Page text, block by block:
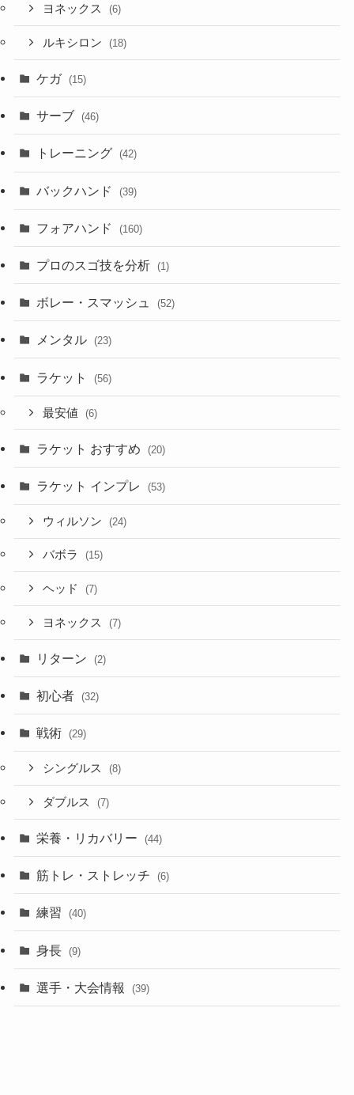
ヨネックス (6)
ルキシロン (18)
ケガ (15)
サーブ (46)
トレーニング (42)
バックハンド (39)
フォアハンド (160)
プロのスゴ技を分析 (1)
ボレー・スマッシュ (52)
メンタル (23)
ラケット (56)
最安値 (6)
ラケット おすすめ (20)
ラケット インプレ (53)
ウィルソン (24)
バボラ (15)
ヘッド (7)
ヨネックス (7)
リターン (2)
初心者 (32)
戦術 (29)
シングルス (8)
ダブルス (7)
栄養・リカバリー (44)
筋トレ・ストレッチ (6)
練習 (40)
身長 (9)
選手・大会情報 (39)